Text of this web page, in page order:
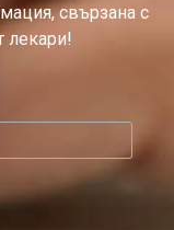
свързана с
лекари!